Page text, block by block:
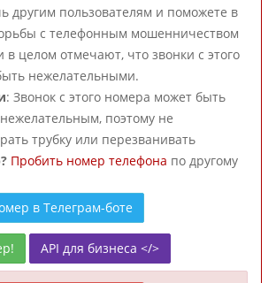
другим пользователям и поможете в
с телефонным мошенничеством
в целом отмечают, что звонки с этого
нежелательными.
: Звонок с этого номера может быть
поэтому не
трубку или перезванивать
Пробить номер телефона по другому
в Телеграм-боте
API для бизнеса </>